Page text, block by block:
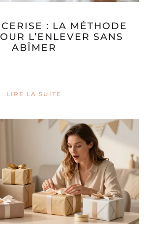
: LA MÉTHODE
L’ENLEVER SANS
ABÎMER
LIRE LA SUITE